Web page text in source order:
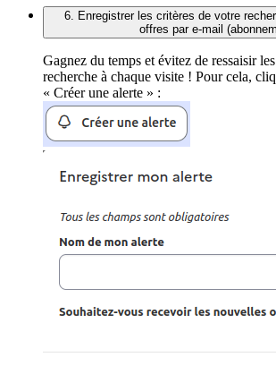
6. Enregistrer les critères de votre
offres par e-mail
Gagnez du temps et évitez de ressaisir
recherche à chaque visite ! Pour cela,
« Créer une alerte » :